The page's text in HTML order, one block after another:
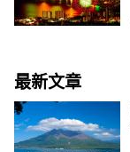
最新文章